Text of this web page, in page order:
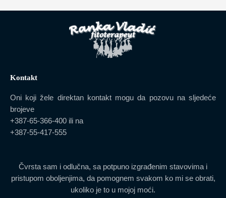
Kontakt
Oni koji žele direktan kontakt mogu da pozovu na sljedeće
brojeve
+387-65-366-400 ili na
+387-55-417-555​
Čvrsta sam i odlučna, sa potpuno izgrađenim stavovima i
pristupom oboljenjima, da pomognem svakom ko mi se obrati,
ukoliko je to u mojoj moći.